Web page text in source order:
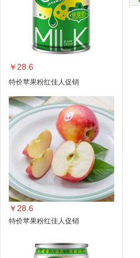
￥28.6
特价苹果粉红佳人促销
￥28.6
特价苹果粉红佳人促销